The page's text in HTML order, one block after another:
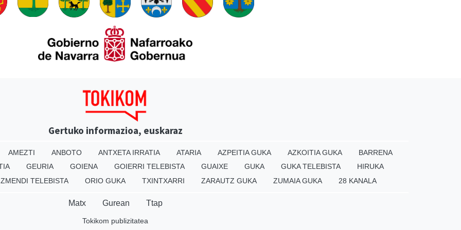
Gertuko informazioa, euskaraz
AMEZTI ANBOTO ANTXETA IRRATIA ATARIA AZPEITIA GUKA AZKOITIA GUKA
BARRENA
GEURIA GOIENA GOIERRI TELEBISTA GUAIXE GUKA GUKA TELEBISTA
HIRUKA
TELEBISTA
ORIO GUKA TXINTXARRI ZARAUTZ GUKA ZUMAIA GUKA 28 KANALA
Matx Gurean Ttap
Tokikom publizitatea